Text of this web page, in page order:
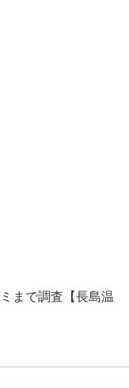
まで調査【長島温